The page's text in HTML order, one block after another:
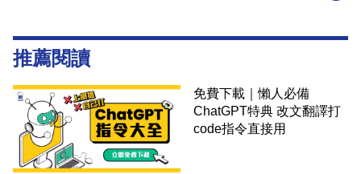
推薦閱讀
免費下載｜懶人必備
ChatGPT特典 改文翻譯打
code指令直接用